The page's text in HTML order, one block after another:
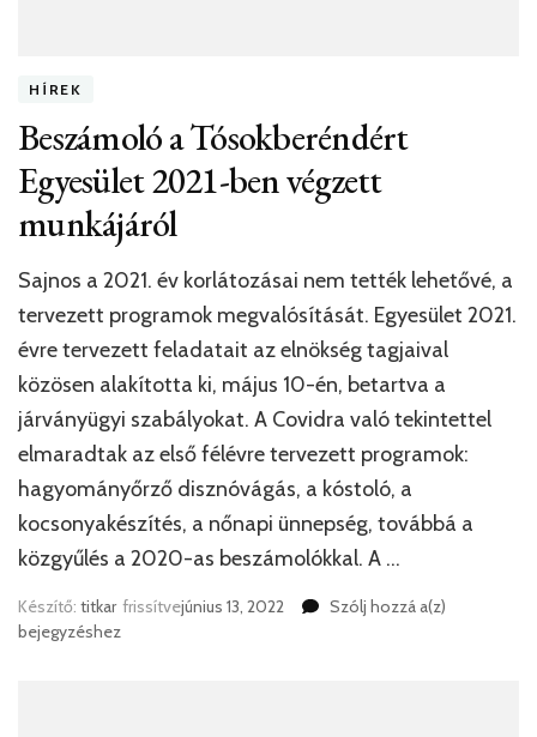
HÍREK
Beszámoló a Tósokberéndért
Egyesület 2021-ben végzett
munkájáról
Sajnos a 2021. év korlátozásai nem tették lehetővé, a
tervezett programok megvalósítását. Egyesület 2021.
évre tervezett feladatait az elnökség tagjaival
közösen alakította ki, május 10-én, betartva a
járványügyi szabályokat. A Covidra való tekintettel
elmaradtak az első félévre tervezett programok:
hagyományőrző disznóvágás, a kóstoló, a
kocsonyakészítés, a nőnapi ünnepség, továbbá a
közgyűlés a 2020-as beszámolókkal. A …
Készítő: titkar frissítvejúnius 13, 2022 Szólj hozzá a(z)
bejegyzéshez